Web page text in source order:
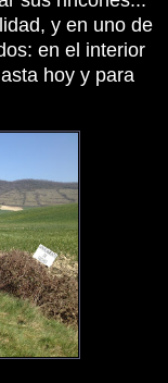
y en uno de
en el interior
hoy y para